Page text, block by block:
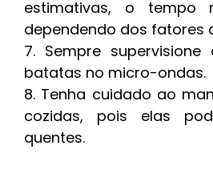
estimativas, o tempo
dependendo dos fatores
Sempre
batatas no micro-ondas.
Tenha cuidado ao
cozidas, pois elas
quentes.